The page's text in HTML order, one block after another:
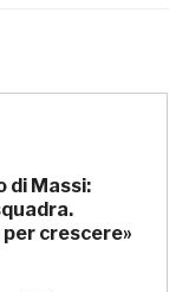
di Massi:
crescere»